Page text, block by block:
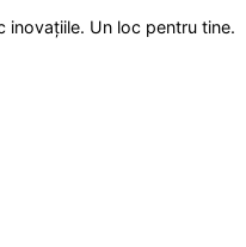
inovațiile. Un loc pentru tine.